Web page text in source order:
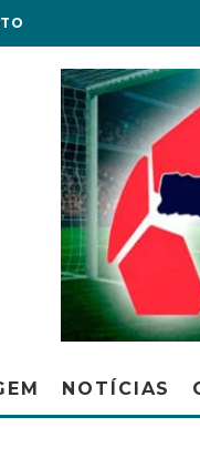
NOTÍCIAS